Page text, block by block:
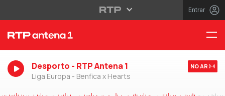
Entrar
Desporto - RTP Antena 1
Liga Europa - Benfica x Hearts
NO AR